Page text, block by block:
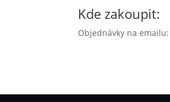
Kde zakoupit:
Objednávky na